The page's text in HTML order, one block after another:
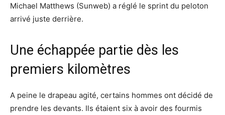
Michael Matthews (Sunweb) a réglé le sprint du peloton
arrivé juste derrière.
Une échappée partie dès les
premiers kilomètres
A peine le drapeau agité, certains hommes ont décidé de
prendre les devants. Ils étaient six à avoir des fourmis